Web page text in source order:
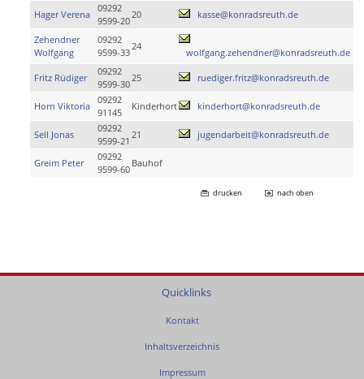
Hager Verena
09292
9599-20
20 kasse@konradsreuth.de
Zehendner
Wolfgang
09292
9599-33
24
wolfgang.zehendner@konradsreuth.de
Fritz Rüdiger
09292
9599-30
25 ruediger.fritz@konradsreuth.de
Horn Viktoria
09292
91145
Kinderhort kinderhort@konradsreuth.de
Sell Jonas
09292
9599-21
21 jugendarbeit@konradsreuth.de
Greim Peter
09292
9599-60
Bauhof
drucken nach oben
Quicklinks
Kontakt
Inhaltsverzeichnis
Impressum